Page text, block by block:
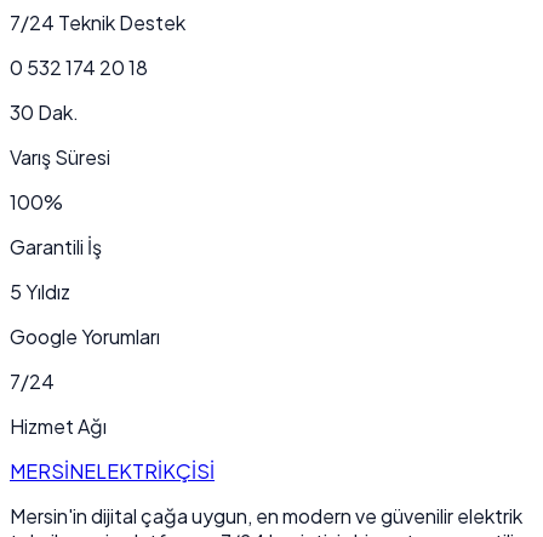
7/24 Teknik Destek
0 532 174 20 18
30 Dak.
Varış Süresi
100%
Garantili İş
5 Yıldız
Google Yorumları
7/24
Hizmet Ağı
MERSİNELEKTRİKÇİSİ
Mersin'in dijital çağa uygun, en modern ve güvenilir elektrik